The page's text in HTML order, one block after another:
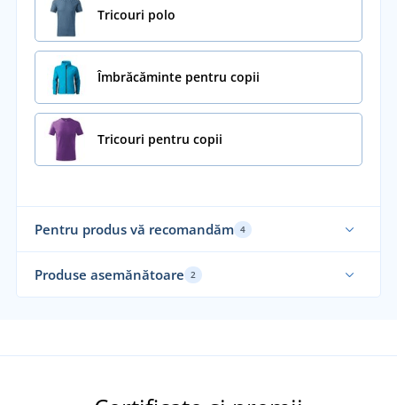
Tricouri polo
Îmbrăcăminte pentru copii
Tricouri pentru copii
Pentru produs vă recomandăm 4
Produse asemănătoare 2